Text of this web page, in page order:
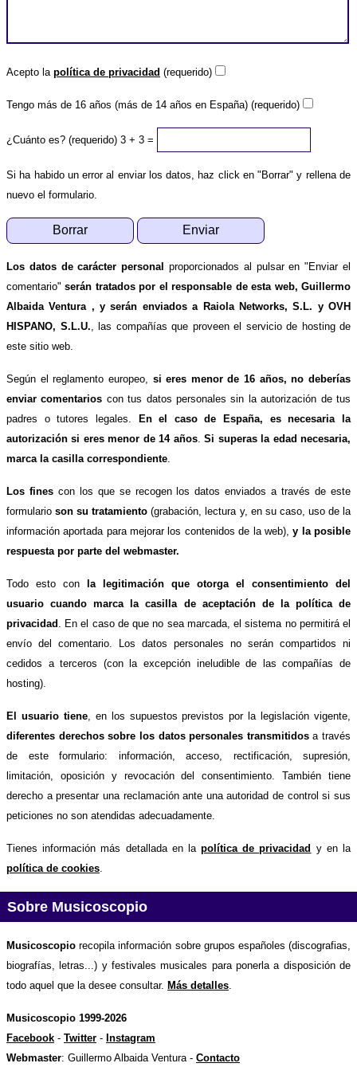
Acepto la política de privacidad (requerido)
Tengo más de 16 años (más de 14 años en España) (requerido)
¿Cuánto es? (requerido) 3 + 3 =
Si ha habido un error al enviar los datos, haz click en "Borrar" y rellena de
nuevo el formulario.
Los datos de carácter personal
proporcionados al pulsar en "Enviar el
comentario"serán tratados por el responsable de esta web, Guillermo
Albaida Ventura , y serán enviados a Raiola Networks, S.L. y OVH
HISPANO, S.L.U. , las compañías que proveen el servicio de hosting de
este sitio web.
Según el reglamento europeo, si eres menor de 16 años, no deberías
enviar comentarios con tus datos personales sin la autorización de tus
padres o tutores legales.
En el caso de España, es necesaria la
autorización si eres menor de 14 años.Si superas la edad necesaria,
marca la casilla correspondiente
Los finescon los que se recogen los datos enviados a través de este
formularioson su tratamiento (grabación, lectura y, en su caso, uso de la
información aportada para mejorar los contenidos de la web),y la posible
respuesta por parte del webmaster.
Todo esto con
la legitimación que otorga el consentimiento del
usuario cuando marca la casilla de aceptación de la política de
privacidad
. En el caso de que no sea marcada, el sistema no permitirá el
envío del comentario. Los datos personales no serán compartidos ni
cedidos a terceros (con la excepción ineludible de las compañías de
hosting).
El usuario tiene, en los supuestos previstos por la legislación vigente,
diferentes derechos sobre los datos personales transmitidosa través
de este formulario: información, acceso, rectificación, supresión,
limitación, oposición y revocación del consentimiento. También tiene
derecho a presentar una reclamación ante una autoridad de control si sus
peticiones no son atendidas adecuadamente.
Tienes información más detallada en lapolítica de privacidad y en la
política de cookies
Sobre Musicoscopio
Musicoscopio recopila información sobre grupos españoles (discografias,
biografías, letras...) y festivales musicales para ponerla a disposición de
todo aquel que la desee consultar. Más detalles.
Musicoscopio 1999-2026
Facebook - Twitter - Instagram
Webmaster: Guillermo Albaida Ventura - Contacto